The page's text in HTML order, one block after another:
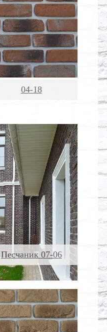
04-18
Песчаник 07-06